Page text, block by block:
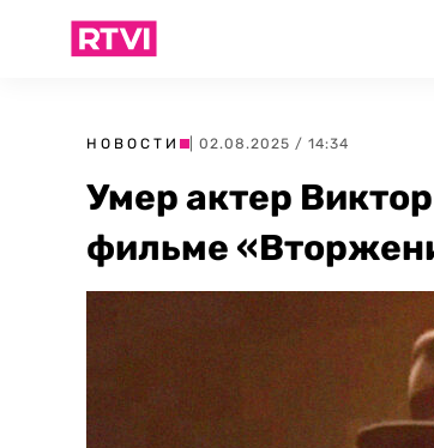
НОВОСТИ | 02.08.2025 / 14:34
Умер актер
фильме